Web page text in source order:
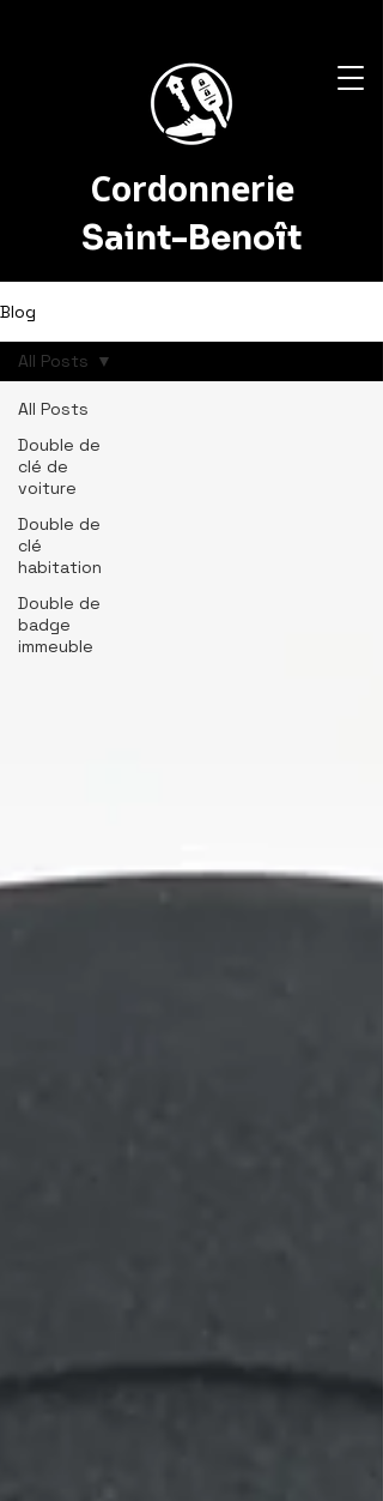
Cordonnerie
Saint-Benoît
Blog
All Posts
Double de
clé de
voiture
Double de
clé
habitation
Double de
badge
immeuble
All Posts